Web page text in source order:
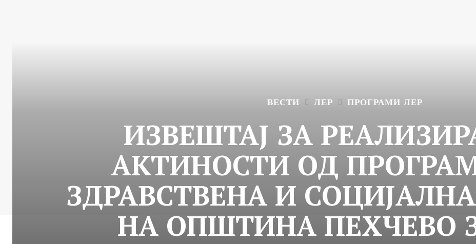
ВЕСТИ ЛЕР ПРОГРАМИ ЛЕР
ИЗВЕШТАЈ ЗА
АКТИНОСТИ ОД
ЗДРАВСТВЕНА И
НА ОПШТИНА ПЕХЧЕВО